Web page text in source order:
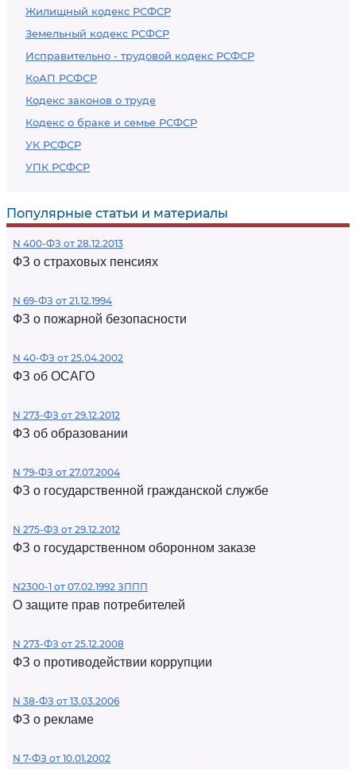
Жилищный кодекс РСФСР
Земельный кодекс РСФСР
Исправительно - трудовой кодекс РСФСР
КоАП РСФСР
Кодекс законов о труде
Кодекс о браке и семье РСФСР
УК РСФСР
УПК РСФСР
Популярные статьи и материалы
N 400-ФЗ от 28.12.2013
ФЗ о страховых пенсиях
N 69-ФЗ от 21.12.1994
ФЗ о пожарной безопасности
N 40-ФЗ от 25.04.2002
ФЗ об ОСАГО
N 273-ФЗ от 29.12.2012
ФЗ об образовании
N 79-ФЗ от 27.07.2004
ФЗ о государственной гражданской службе
N 275-ФЗ от 29.12.2012
ФЗ о государственном оборонном заказе
N2300-1 от 07.02.1992 ЗППП
О защите прав потребителей
N 273-ФЗ от 25.12.2008
ФЗ о противодействии коррупции
N 38-ФЗ от 13.03.2006
ФЗ о рекламе
N 7-ФЗ от 10.01.2002